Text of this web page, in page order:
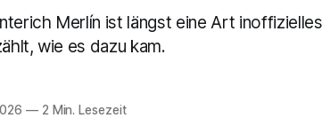
Merlín ist längst eine Art
wie es dazu kam.
—2 Min. Lesezeit